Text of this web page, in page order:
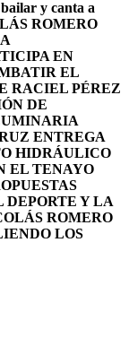
y canta a
ROMERO
EN
EL
RACIEL PÉREZ
DE
ENTREGA
HIDRÁULICO
EL TENAYO
DEPORTE Y LA
ROMERO
LOS